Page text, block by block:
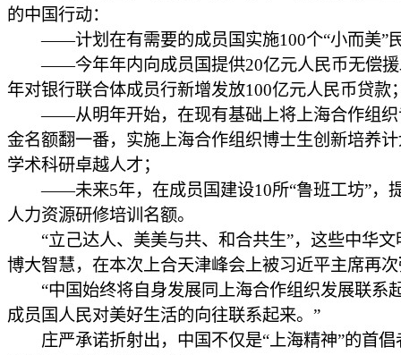
的中国行动：
——计划在有需要的成员国实施100个“小而美”
——今年年内向成员国提供20亿元人民币无偿援
年对银行联合体成员行新增发放100亿元人民币贷款
——从明年开始，在现有基础上将上海合作组织
金名额翻一番，实施上海合作组织博士生创新培养
学术科研卓越人才；
——未来5年，在成员国建设10所“鲁班工坊”，
人力资源研修培训名额。
“立己达人、美美与共、和合共生”，这些中华文
博大智慧，在本次上合天津峰会上被习近平主席再
“中国始终将自身发展同上海合作组织发展联系
成员国人民对美好生活的向往联系起来。”
庄严承诺折射出，中国不仅是“上海精神”的首倡